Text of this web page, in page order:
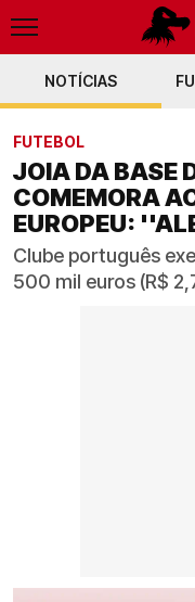
NOTÍCIAS
FUTEBOL
JOIA DA BASE
COMEMORA
EUROPEU:
Clube português
500 mil euros (R$